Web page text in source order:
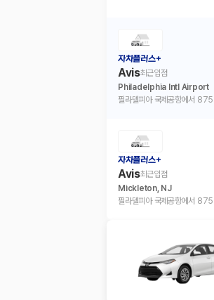
자차플러스+
Avis최근입점
Philadelphia Intl Airport
필라델피아 국제공항에서
자차플러스+
Avis최근입점
Mickleton, NJ
필라델피아 국제공항에서